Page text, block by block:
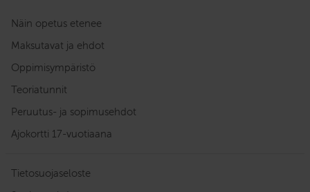
Näin opetus etenee
Maksutavat ja ehdot
Oppimisympäristö
Teoriatunnit
Peruutus- ja sopimusehdot
Ajokortti 17-vuotiaana
Tietosuojaseloste